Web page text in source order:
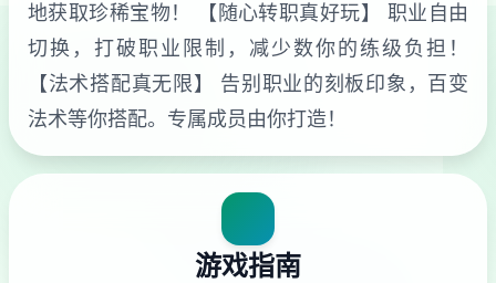
地获取珍稀宝物！ 【随心转职真好玩】 职业自由
切换，打破职业限制，减少数你的练级负担！
【法术搭配真无限】 告别职业的刻板印象，百变
法术等你搭配。专属成员由你打造！
游戏指南